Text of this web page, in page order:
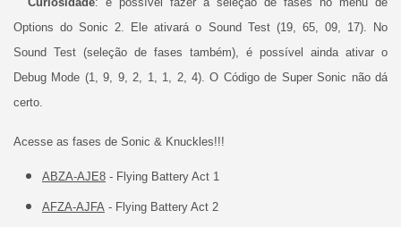
Options do Sonic 2. Ele ativará o Sound Test (19, 65, 09, 17). No
Sound Test (seleção de fases também), é possível ainda ativar o
Debug Mode (1, 9, 9, 2, 1, 1, 2, 4). O Código de Super Sonic não dá
certo.
Acesse as fases de Sonic & Knuckles!!!
ABZA-AJE8- Flying Battery Act 1
AFZA-AJFA- Flying Battery Act 2